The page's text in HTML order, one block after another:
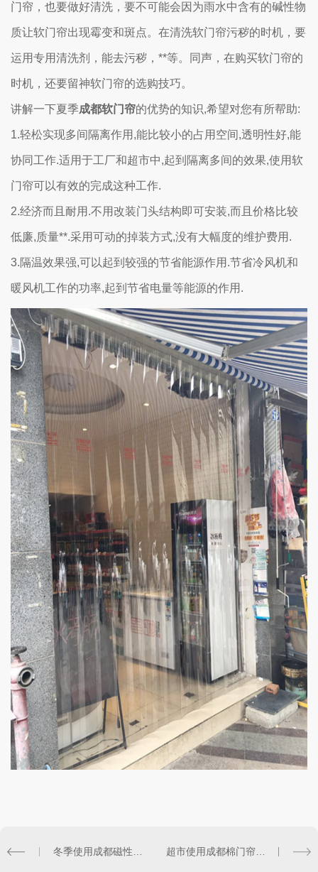
门帘，也要做好清洗，要不可能会因为雨水中含有的碱性物
质让软门帘出现霉变和斑点。在清洗软门帘污秽的时机，要
运用专用清洗剂，能去污秽，**等。同声，在购买软门帘的
时机，还要留神软门帘的选购技巧。
讲解一下夏季成都软门帘的优势的知识,希望对您有所帮助:
1.轻松实现多间隔离作用,能比较小的占用空间,透明性好,能
协同工作.适用于工厂和超市中,起到隔离多间的效果,使用软
门帘可以有效的完成这种工作.
2.经济而且耐用.不用改装门头结构即可安装,而且价格比较
低廉,质量**.采用可动的掉装方式,没有大幅度的维护费用.
3.隔温效果强,可以起到较强的节省能源作用.节省冷风机和
暖风机工作的功率,起到节省电量等能源的作用.